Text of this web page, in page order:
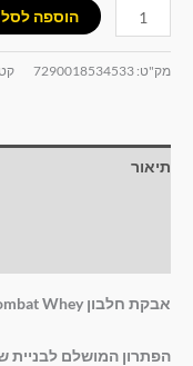
הוספה לסל
מק"ט: 7290018534533
תיאור
אבקת חלבון Combat Whey | קומבט 100% מי גבינה 2.27 קילו
הפתרון המושלם לבניית